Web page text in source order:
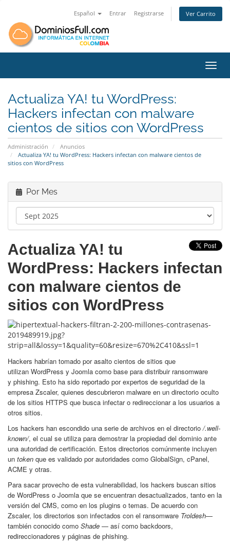
Español Entrar Registrarse Ver Carrito
Actualiza YA! tu WordPress:
Hackers infectan con malware
cientos de sitios con WordPress
Administración
Anuncios
Actualiza YA! tu WordPress: Hackers infectan con malware cientos de
sitios con WordPress
Por Mes
Actualiza YA! tu
WordPress: Hackers infectan
con malware cientos de
sitios con WordPress
Hackers habrían tomado por asalto cientos de sitios que
utilizan WordPress y Joomla como base para distribuir ransomware
y phishing. Esto ha sido reportado por expertos de seguridad de la
empresa Zscaler, quienes descubrieron malware en un directorio oculto
de los sitios HTTPS que busca infectar o redireccionar a los usuarios a
otros sitios.
Los hackers han escondido una serie de archivos en el directorio/.well-
known/, el cual se utiliza para demostrar la propiedad del dominio ante
una autoridad de certificación. Estos directorios comúnmente incluyen
un token que es validado por autoridades como GlobalSign, cPanel,
ACME y otras.
Para sacar provecho de esta vulnerabilidad, los hackers buscan sitios
de WordPress o Joomla que se encuentran desactualizados, tanto en la
versión del CMS, como en los plugins o temas. De acuerdo con
Zscaler, los directorios son infectados con el ransomware Troldesh—
también conocido como Shade — así como backdoors,
redireccionadores y páginas de phishing.